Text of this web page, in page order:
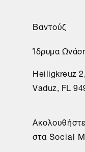
Βαντούζ
Ίδρυμα
Heiligkreuz
Vaduz, FL
στα Social